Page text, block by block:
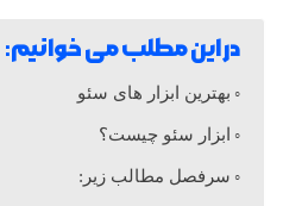
ه
در این مطلب می خوانیم:
بهترین ابزار های سئو
ابزار سئو چیست؟
سرفصل مطالب زیر: